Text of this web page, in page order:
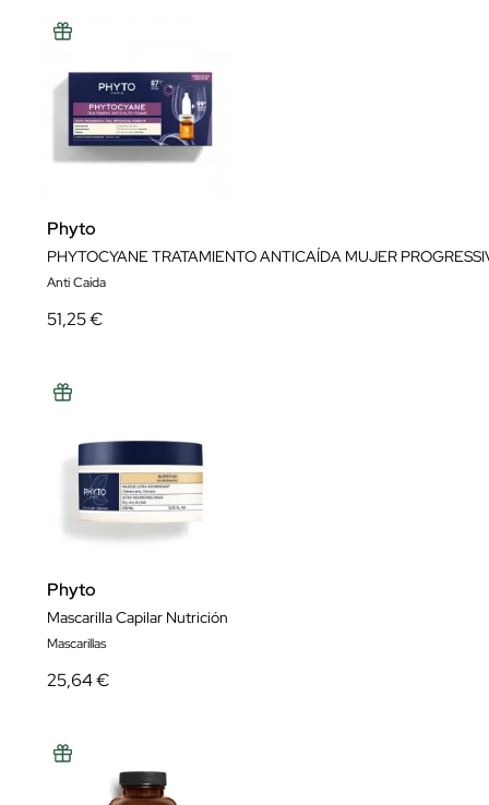
Phyto
PHYTOCYANE TRATAMIENTO ANTICAÍDA MUJER
Anti Caída
51,25 €
Phyto
Mascarilla Capilar Nutrición
Mascarillas
25,64 €